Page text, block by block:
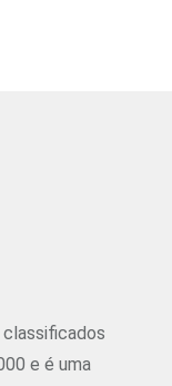
classificados
e é uma